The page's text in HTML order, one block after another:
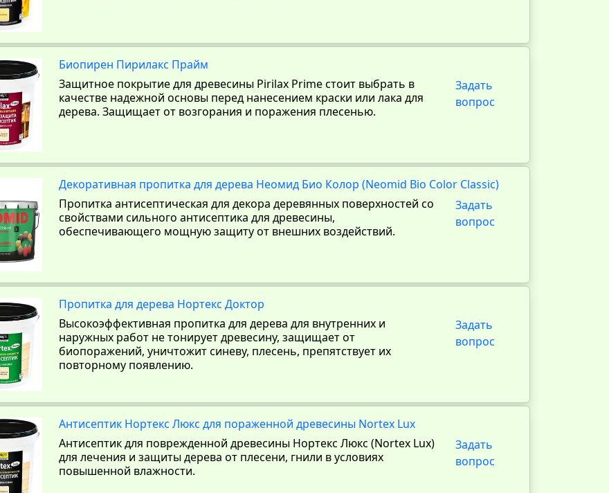
Биопирен Пирилакс Прайм
Защитное покрытие для древесины Pirilax Prime стоит выбрать в
качестве надежной основы перед нанесением краски или лака для
дерева. Защищает от возгорания и поражения плесенью.
Задать
вопрос
Декоративная пропитка для дерева Неомид Био Колор (Neomid Bio Color Classic)
Пропитка антисептическая для декора деревянных поверхностей со
свойствами сильного антисептика для древесины,
обеспечивающего мощную защиту от внешних воздействий.
Задать
вопрос
Пропитка для дерева Нортекс Доктор
Высокоэффективная пропитка для дерева для внутренних и
наружных работ не тонирует древесину, защищает от
биопоражений, уничтожит синеву, плесень, препятствует их
повторному появлению.
Задать
вопрос
Антисептик Нортекс Люкс для пораженной древесины Nortex Lux
Антисептик для поврежденной древесины Нортекс Люкс (Nortex Lux)
для лечения и защиты дерева от плесени, гнили в условиях
повышенной влажности.
Задать
вопрос